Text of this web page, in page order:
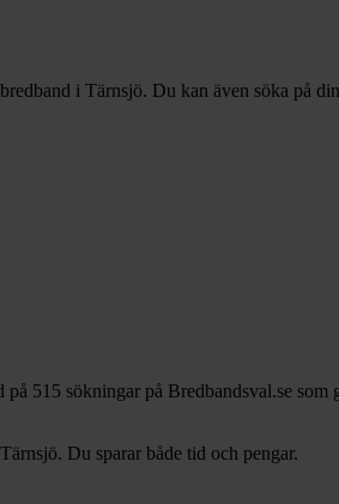
i Tärnsjö. Du kan även söka på
515 sökningar på Bredbandsval.se som
Du sparar både tid och pengar.